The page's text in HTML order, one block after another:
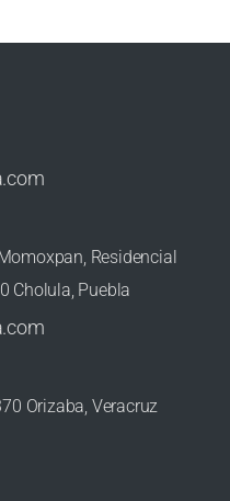
Residencial
Cholula, Puebla
Orizaba, Veracruz